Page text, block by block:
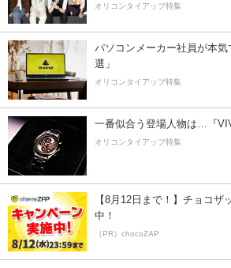
オリコンタイアップ特集
パソコンメーカー社員が本
選」
オリコンタイアップ特集
一番似合う登場人物は…『
オリコンタイアップ特集
【8月12日まで！】チョコザ
中！
（PR）chocoZAP